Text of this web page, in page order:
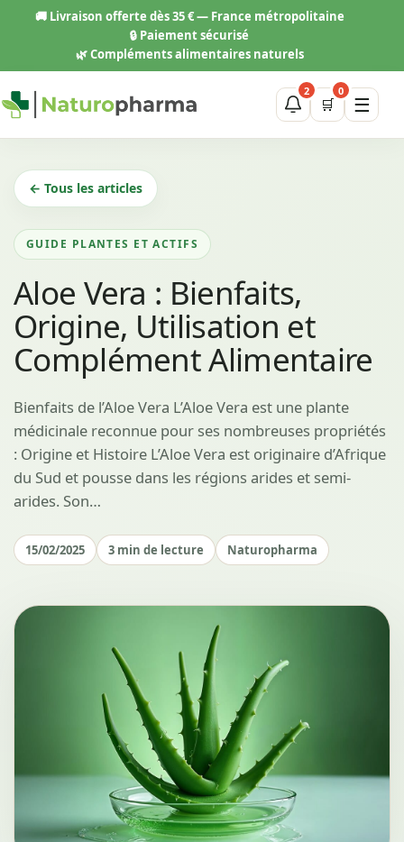
🚚 Livraison offerte dès 35 € — France métropolitaine
🔒 Paiement sécurisé
🌿 Compléments alimentaires naturels
2
🛒
0
☰
← Tous les articles
GUIDE PLANTES ET ACTIFS
Aloe Vera : Bienfaits,
Origine, Utilisation et
Complément Alimentaire
Bienfaits de l’Aloe Vera L’Aloe Vera est une plante
médicinale reconnue pour ses nombreuses propriétés
: Origine et Histoire L’Aloe Vera est originaire d’Afrique
du Sud et pousse dans les régions arides et semi-
arides. Son…
15/02/2025 3 min de lecture Naturopharma